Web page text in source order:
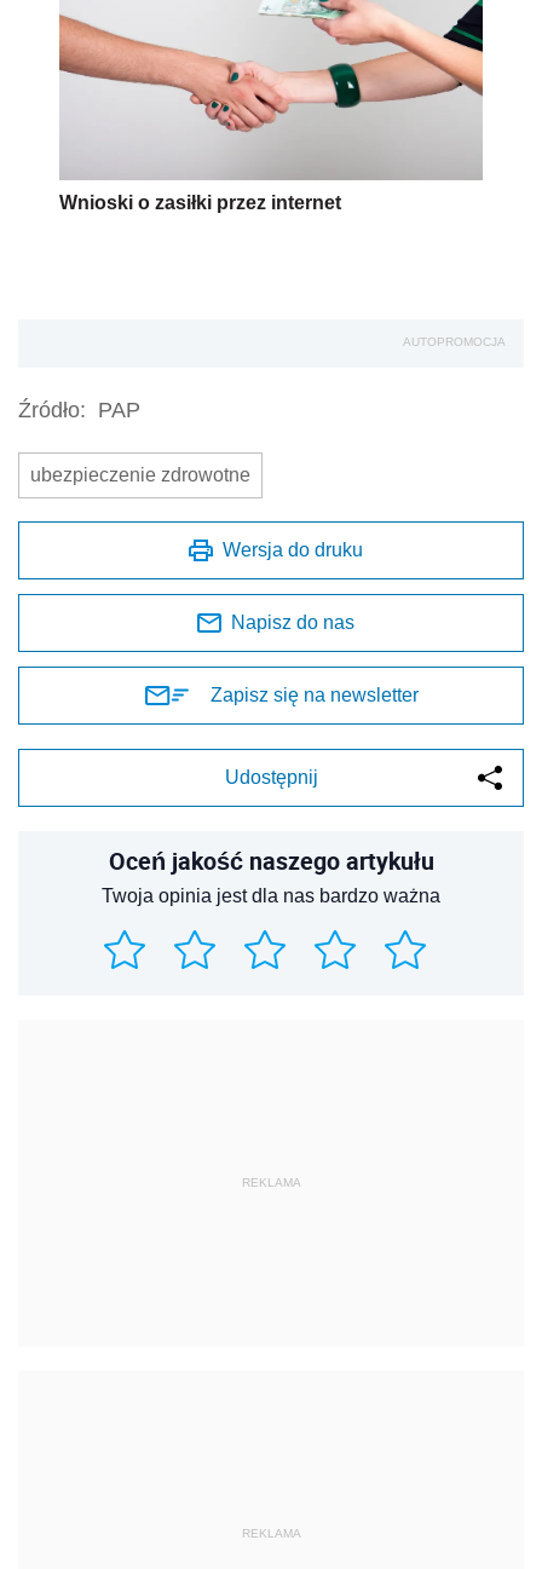
Wnioski o zasiłki przez internet
AUTOPROMOCJA
Źródło: PAP
ubezpieczenie zdrowotne
Wersja do druku
Napisz do nas
Zapisz się na newsletter
Udostępnij
Oceń jakość naszego artykułu
Twoja opinia jest dla nas bardzo ważna
REKLAMA
REKLAMA